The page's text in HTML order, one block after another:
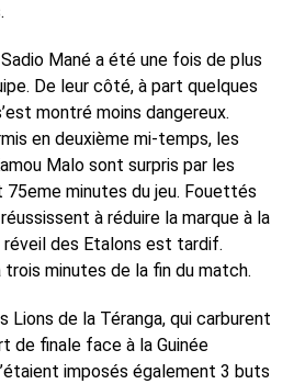
Mané a été une fois de plus
De leur côté, à part quelques
montré moins dangereux.
en deuxième mi-temps, les
Malo sont surpris par les
75eme minutes du jeu. Fouettés
à réduire la marque à la
réveil des Etalons est tardif.
trois minutes de la fin du match.
Lions de la Téranga, qui carburent
de finale face à la Guinée
imposés également 3 buts